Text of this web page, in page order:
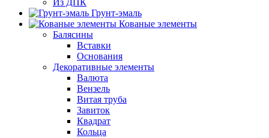
Из ДПК
Грунт-эмаль
Кованые элементы
Балясины
Вставки
Основания
Декоративные элементы
Валюта
Вензель
Витая труба
Завиток
Квадрат
Кольца